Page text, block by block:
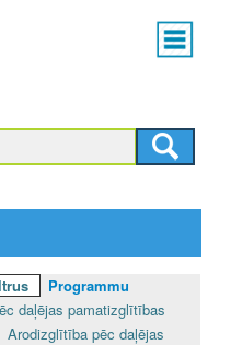
Main
menu
Programmu
daļējas pamatizglītības
Arodizglītība pēc daļējas